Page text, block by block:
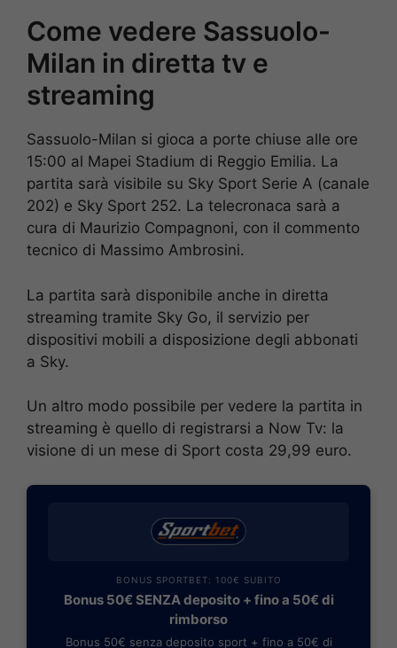
Come vedere Sassuolo-
Milan in diretta tv e
streaming
Sassuolo-Milan si gioca a porte chiuse alle ore
15:00 al Mapei Stadium di Reggio Emilia. La
partita sarà visibile su Sky Sport Serie A (canale
202) e Sky Sport 252. La telecronaca sarà a
cura di Maurizio Compagnoni, con il commento
tecnico di Massimo Ambrosini.
La partita sarà disponibile anche in diretta
streaming tramite Sky Go, il servizio per
dispositivi mobili a disposizione degli abbonati
a Sky.
Un altro modo possibile per vedere la partita in
streaming è quello di registrarsi a Now Tv: la
visione di un mese di Sport costa 29,99 euro.
BONUS SPORTBET: 100€ SUBITO
Bonus 50€ SENZA deposito + fino a 50€ di
rimborso
Bonus 50€ senza deposito sport + fino a 50€ di